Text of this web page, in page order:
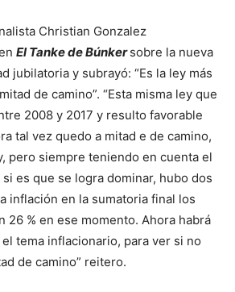
Christian Gonzalez
El Tanke de Búnkersobre la nueva
jubilatoria y subrayó: “Es la ley más
de camino”. “Esta misma ley que
2008 y 2017 y resulto favorable
tal vez quedo a mitad e de camino,
pero siempre teniendo en cuenta el
es que se logra dominar, hubo dos
inflación en la sumatoria final los
26 % en ese momento. Ahora habrá
tema inflacionario, para ver si no
de camino” reitero.